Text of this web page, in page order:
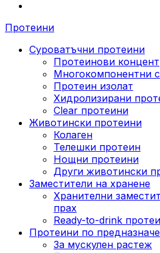
Протеини
Суроватъчни протеини
Протеинови
Многокомпонентни
Протеин изолат
Хидролизирани
Clear протеини
Животински протеини
Колаген
Телешки протеин
Нощни протеини
Други животински
Заместители на хранене
Хранителни
прах
Ready-to-drink
Протеини по
За мускулен растеж